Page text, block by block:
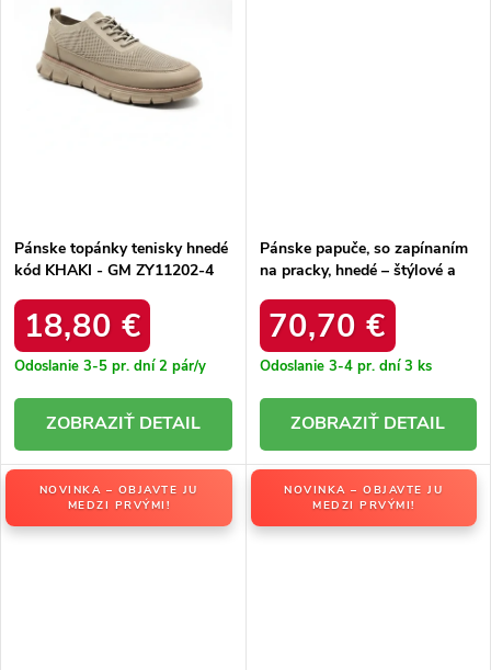
Pánske topánky tenisky hnedé
kód KHAKI - GM ZY11202-4
18,80 €
Odoslanie 3-5 pr. dní2 pár/y
DETAIL
Pánske papuče, so zapínaním
na pracky, hnedé – štýlové a
BROWN
70,70 €
Odoslanie 3-4 pr. dní3 ks
DETAIL
NOVINKA – OBJAVTE JU
MEDZI PRVÝMI!
NOVINKA – OBJAVTE JU
MEDZI PRVÝMI!